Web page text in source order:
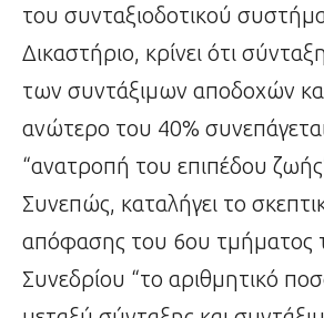
του συνταξιοδοτικού
Δικαστήριο, κρίνει ότι
των συντάξιμων αποδοχών
ανώτερο του 40%
“ανατροπή του επιπέδου
Συνεπώς, καταλήγει το
απόφασης του 6ου τμήματος
Συνεδρίου “το αριθμητικό